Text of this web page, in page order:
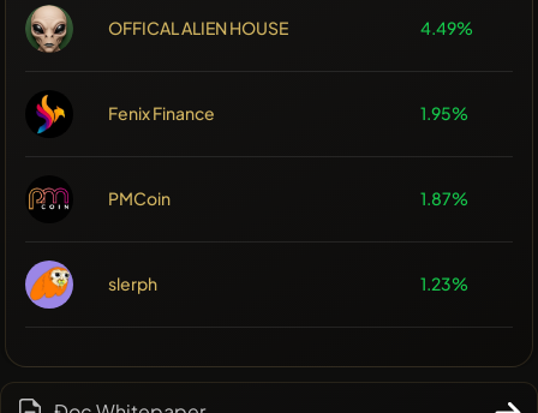
OFFICAL ALIEN HOUSE 4.49%
Fenix Finance 1.95%
PMCoin 1.87%
slerph 1.23%